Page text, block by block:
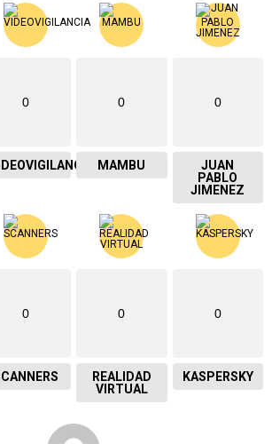
0 0
MAMBU
0
JUAN
PABLO
JIMENEZ
0 0
REALIDAD
VIRTUAL
0
KASPERSKY